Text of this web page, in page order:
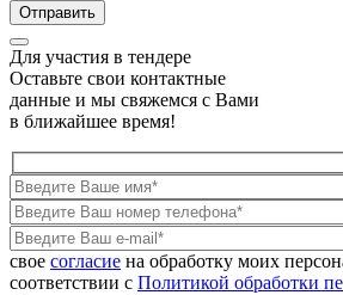
Для участия в тендере
Оставьте свои контактные
данные и мы свяжемся с Вами
в ближайшее время!
свое согласие на обработку моих
соответствии с Политикой обработки